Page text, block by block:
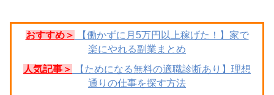
おすすめ＞
【働かずに月5万円以上稼げた！】家で
楽にやれる副業まとめ
人気記事＞
【ためになる無料の適職診断あり】理想
通りの仕事を探す方法